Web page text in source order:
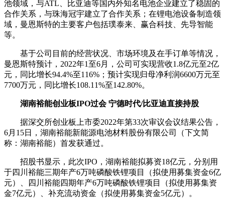
池领域，与ATL、比亚迪等国内外知名电池企业建立了稳固的
合作关系，与珠海冠宇建立了合作关系；在锂电池设备制造领
域，曼恩斯特的主要客户包括璞泰来、赢合科技、先导智能
等。
基于公司目前的经营状况、市场环境及在手订单等情况，
曼恩斯特预计，2022年1至6月，公司可实现营收1.8亿元至2亿
元，同比增长94.4%至116%；预计实现归母净利润6600万元至
7700万元，同比增长108.11%至142.80%。
湖南裕能创业板IPO过会 宁德时代/比亚迪直接持股
据深交所创业板上市委2022年第33次审议会议结果公告，
6月15日，湖南裕能新能源电池材料股份有限公司（下文简
称：湖南裕能）首发获通过。
招股书显示，此次IPO，湖南裕能拟募资18亿元，分别用
于四川裕能三期年产6万吨磷酸铁锂项目（拟使用募集资金6亿
元）、四川裕能四期年产6万吨磷酸铁锂项目（拟使用募集资
金7亿元）、补充流动资金（拟使用募集资金5亿元）。